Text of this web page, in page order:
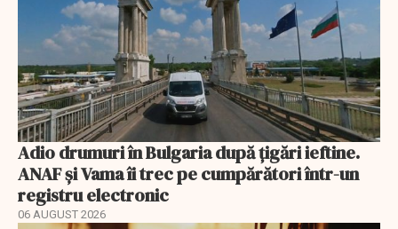
Adio drumuri în Bulgaria după țigări ieftine.
ANAF și Vama îi trec pe cumpărători într-un
registru electronic
06 AUGUST 2026